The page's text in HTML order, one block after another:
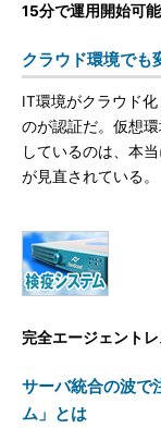
15分で運用開始可
クラウド環境でも
IT環境がクラウド
のが認証だ。仮想
しているのは、本
が見直されている。
完全エージェント
サーバ統合の波で
ム」とは